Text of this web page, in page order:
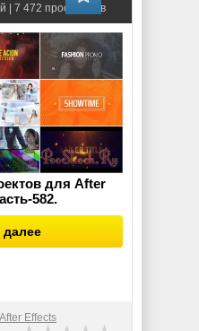
| 7 472 просмотров
для After
582.
далее
Effects